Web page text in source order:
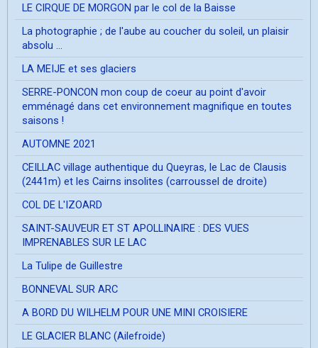
LE CIRQUE DE MORGON par le col de la Baisse
La photographie ; de l'aube au coucher du soleil, un plaisir
absolu ...
LA MEIJE et ses glaciers
SERRE-PONCON mon coup de coeur au point d'avoir
emménagé dans cet environnement magnifique en toutes
saisons !
AUTOMNE 2021
CEILLAC village authentique du Queyras, le Lac de Clausis
(2441m) et les Cairns insolites (carroussel de droite)
COL DE L'IZOARD
SAINT-SAUVEUR ET ST APOLLINAIRE : DES VUES
IMPRENABLES SUR LE LAC
La Tulipe de Guillestre
BONNEVAL SUR ARC
A BORD DU WILHELM POUR UNE MINI CROISIERE
LE GLACIER BLANC (Ailefroide)